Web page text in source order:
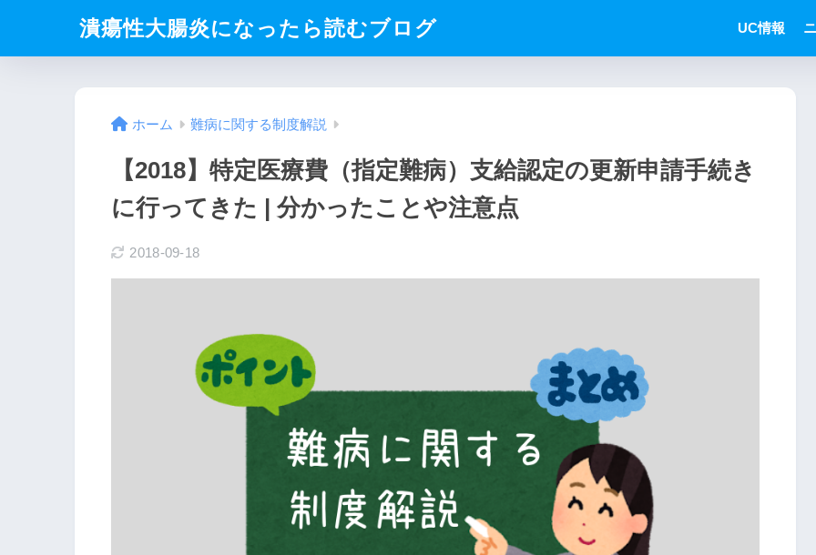
潰瘍性大腸炎になったら読むブログ UC情報
ホーム 難病に関する制度解説
【2018】特定医療費（指定難病）支給認定の更新申請手続き
に行ってきた | 分かったことや注意点
2018-09-18